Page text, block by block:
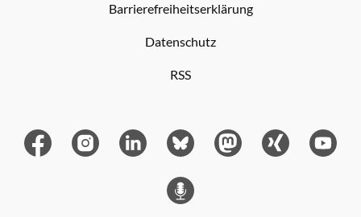
Barrierefreiheitserklärung
Datenschutz
RSS